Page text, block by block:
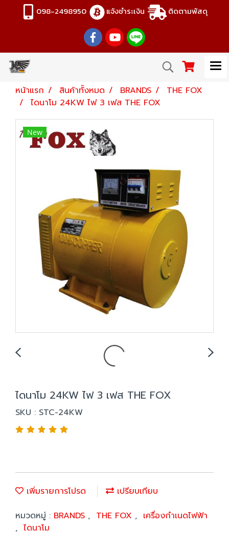
098-2498950 แจ้งชำระเงิน ติดตามพัสดุ
หน้าแรก สินค้าทั้งหมด BRANDS
THE FOX
ไดนาโม 24KW ไฟ 3 เฟส THE FOX
New
ไดนาโม 24KW ไฟ 3 เฟส THE FOX
SKU : STC-24KW
เพิ่มรายการโปรด
เปรียบเทียบ
หมวดหมู่ : BRANDS , THE FOX , เครื่องกำเนดไฟฟ้า
, ไดนาโม